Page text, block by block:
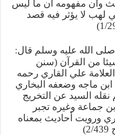
وأن مفهومه أن ما ليس
لهب لا يؤثر فيه قصد
الله عليه وسلم قال:
من القرآن (سنن
131، قال العلامة علي القاري رحمه
ابن ماجه وضعفه البخاري
نقله السيد عن التخريج
جماعة وغيره تجبر
ورويت أحاديث بمعناه